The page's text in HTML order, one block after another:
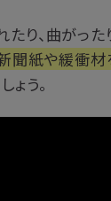
り、曲がった
聞紙や緩衝
ょう。